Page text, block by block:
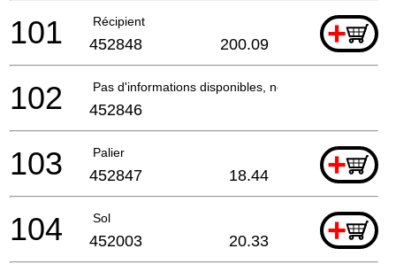
Récipient +
101 452848 200.09
Pas d'informations disponibles, non commandable
102 452846
Palier +
103 452847 18.44
Sol +
104 452003 20.33